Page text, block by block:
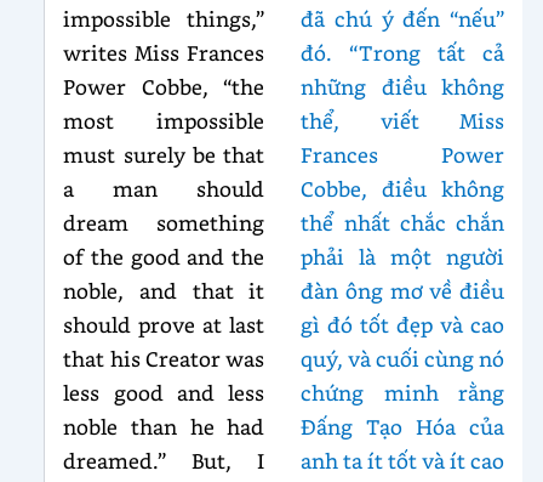
impossible things,”
writes Miss Frances
Power Cobbe, “the
most impossible
must surely be that
a man should
dream something
of the good and the
noble, and that it
should prove at last
that his Creator was
less good and less
noble than he had
dreamed.” But, I
đã chú ý đến “nếu”
đó. “Trong tất cả
những điều không
thể, viết Miss
Frances Power
Cobbe, điều không
thể nhất chắc chắn
phải là một người
đàn ông mơ về điều
gì đó tốt đẹp và cao
quý, và cuối cùng nó
chứng minh rằng
Đấng Tạo Hóa của
anh ta ít tốt và ít cao